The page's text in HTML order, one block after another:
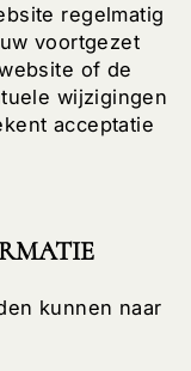
regelmatig
voortgezet
of de
wijzigingen
acceptatie
kunnen naar